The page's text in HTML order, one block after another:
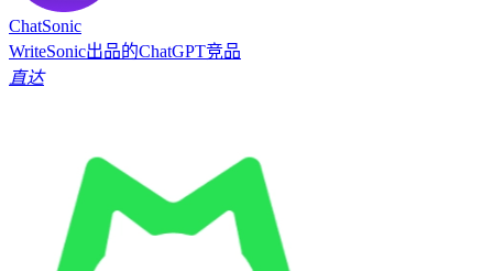
ChatSonic
WriteSonic出品的ChatGPT竞品
直达